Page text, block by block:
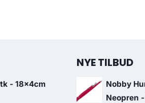
- 18x4cm
NYE TILBUD
Nobby
Neopren